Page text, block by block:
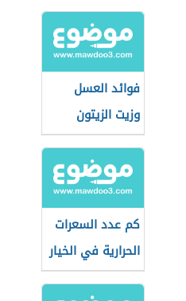
فوائد العسل
وزيت الزيتون
كم عدد السعرات
الحرارية في الخيار